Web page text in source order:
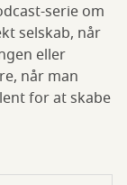
serie om
selskab, når
eller
når man
for at skabe